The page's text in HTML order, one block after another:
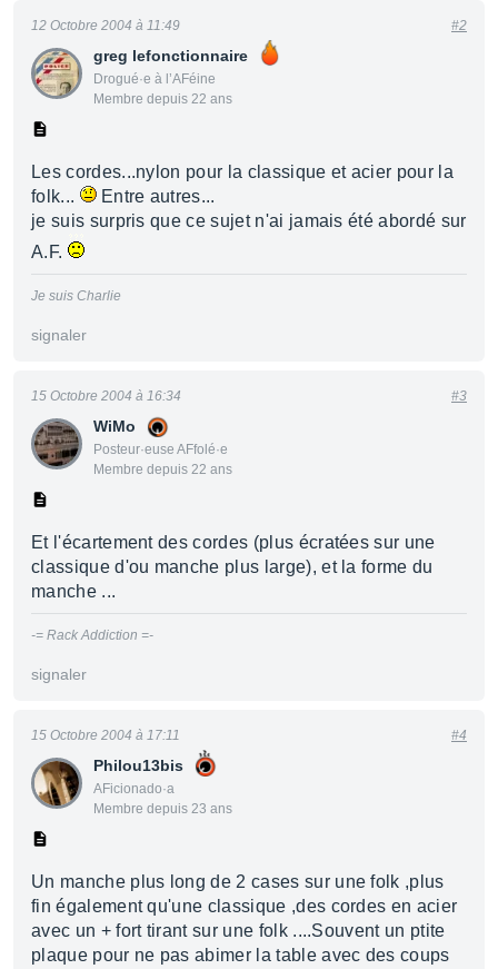
greg lefonctionnaire
Drogué·e à l’AFéine
Membre depuis 22 ans
12 Octobre 2004 à 11:49 #2
Les cordes...nylon pour la classique et acier pour la
folk...
Entre autres...
je suis surpris que ce sujet n'ai jamais été abordé sur
A.F.
Je suis Charlie
signaler
WiMo
Posteur·euse AFfolé·e
Membre depuis 22 ans
15 Octobre 2004 à 16:34 #3
Et l'écartement des cordes (plus écratées sur une
classique d'ou manche plus large), et la forme du
manche ...
-= Rack Addiction =-
signaler
Philou13bis
AFicionado·a
Membre depuis 23 ans
15 Octobre 2004 à 17:11 #4
Un manche plus long de 2 cases sur une folk ,plus
fin également qu'une classique ,des cordes en acier
avec un + fort tirant sur une folk ....Souvent un ptite
plaque pour ne pas abimer la table avec des coups